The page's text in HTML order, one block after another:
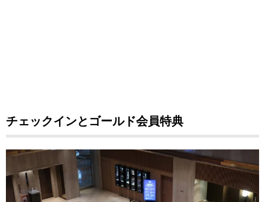
チェックインとゴールド会員特典